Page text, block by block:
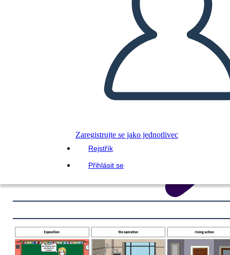
Zaregistrujte se jako jednotlivec
Rejstřík
Přihlásit se